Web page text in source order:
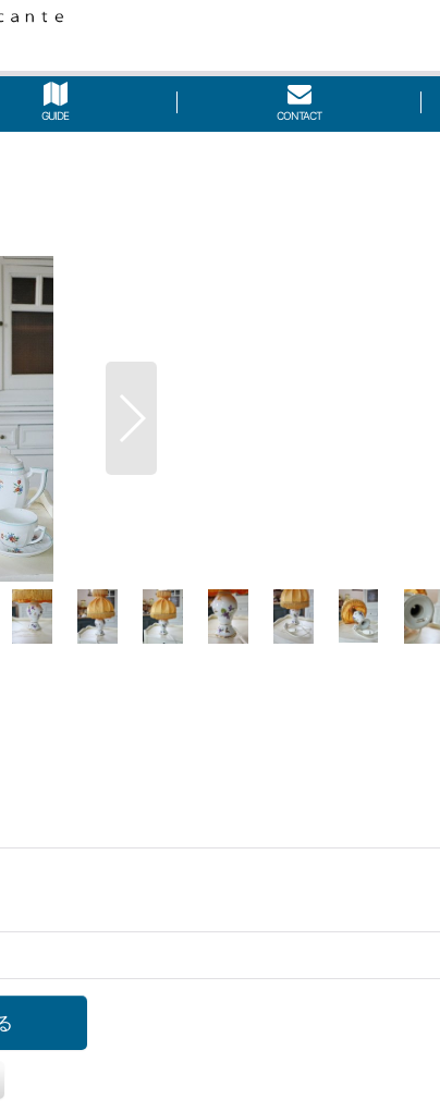
GUIDE CONTACT